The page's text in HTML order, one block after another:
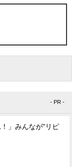
- PR -
！」みんなが"リピ